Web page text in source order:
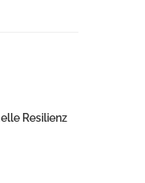
Resilienz